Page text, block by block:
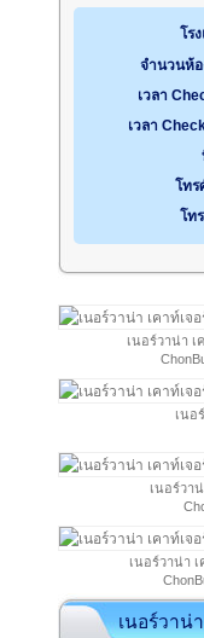
โร
จำนวนห้อ
เวลา
เวลา
โทร
โท
เนอร์วาน่า เ
เนอ
เนอร์วา
เนอร์วาน่า เ
เนอร์วาน่